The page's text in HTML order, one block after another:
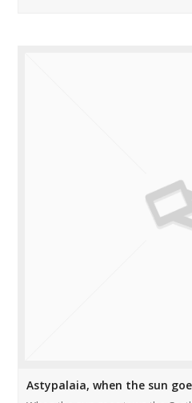
Astypalaia, when the sun